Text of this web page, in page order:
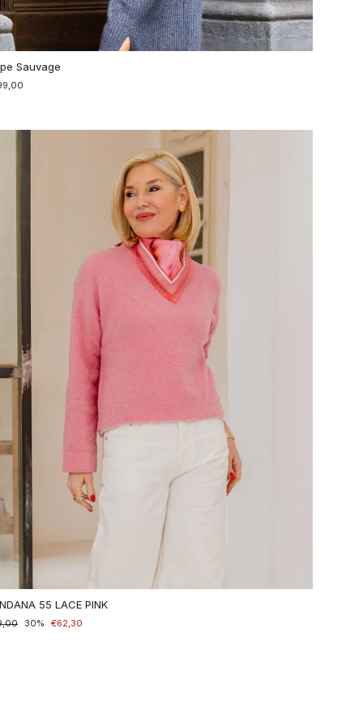
Sauvage
55 LACE PINK
30% €62,30